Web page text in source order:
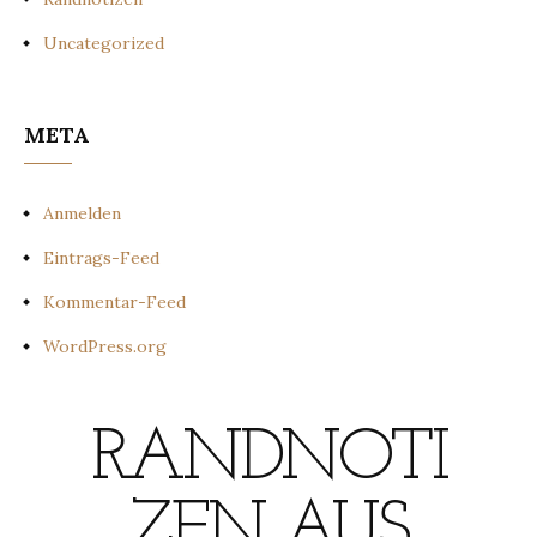
Uncategorized
META
Anmelden
Eintrags-Feed
Kommentar-Feed
WordPress.org
RANDNOTI